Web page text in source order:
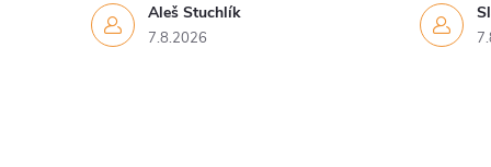
Aleš Stuchlík
7.8.2026